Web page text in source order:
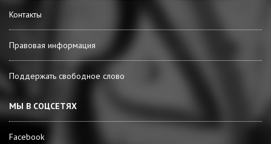
Контакты
Правовая информация
Поддержать свободное слово
МЫ В СОЦСЕТЯХ
Facebook